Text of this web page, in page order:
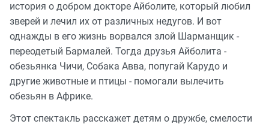
история о добром докторе Айболите, который любил
зверей и лечил их от различных недугов. И вот
однажды в его жизнь ворвался злой Шарманщик -
переодетый Бармалей. Тогда друзья Айболита -
обезьянка Чичи, Собака Авва, попугай Карудо и
другие животные и птицы - помогали вылечить
обезьян в Африке.
Этот спектакль расскажет детям о дружбе, смелости